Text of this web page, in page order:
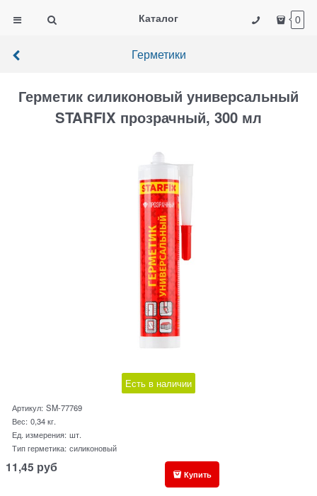
Каталог 0
Герметики
Герметик силиконовый универсальный
STARFIX прозрачный, 300 мл
Есть в наличии
Артикул: SM-77769
Вес: 0,34кг.
Ед. измерения: шт.
Тип герметика: силиконовый
11,45 руб Купить